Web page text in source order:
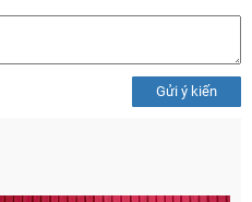
Gửi ý kiến